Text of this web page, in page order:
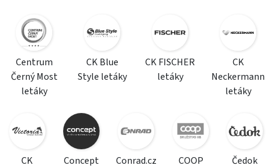
Centrum
Černý Most
letáky
CK Blue
Style letáky
CK FISCHER
letáky
CK
Neckermann
letáky
CK
Concept
Conrad.cz
COOP
Čedok